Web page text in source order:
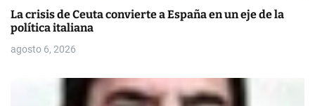
La crisis de Ceuta convierte a España en un eje de la
política italiana
agosto 6, 2026